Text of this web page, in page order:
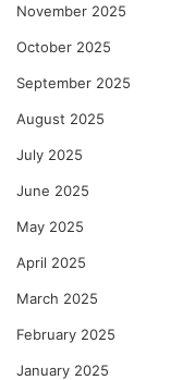
November 2025
October 2025
September 2025
August 2025
July 2025
June 2025
May 2025
April 2025
March 2025
February 2025
January 2025